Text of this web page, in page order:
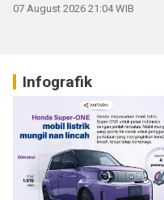
07 August 2026 21:04 WIB
Infografik